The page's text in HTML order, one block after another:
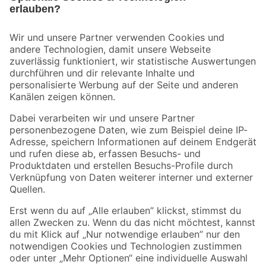
Der toom Newsletter: Keine Angebote und Aktionen mehr verpassen!
Zur Newsletter Anmeldung
Folge uns
Zahlungsarten Versandarten
Sicher einkaufen
Jetzt die toom-App herunterladen